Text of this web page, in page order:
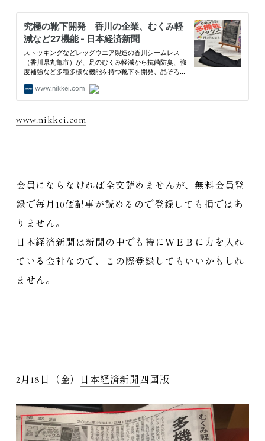
www.nikkei.com
会員にならなければ全文読めませんが、無料会員登
録で毎月10個記事が読めるので登録しても損ではあ
りません。
日本経済新聞 は新聞の中でも特にＷＥＢに力を入れ
ている会社なので、この際登録してもいいかもしれ
ません。
2月18日（金） 日本経済新聞 四国版